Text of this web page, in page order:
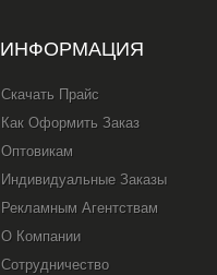
ИНФОРМАЦИЯ
Скачать Прайс
Как Оформить Заказ
Оптовикам
Индивидуальные Заказы
Рекламным Агентствам
О Компании
Сотрудничество